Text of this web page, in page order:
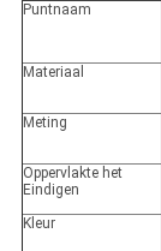
Puntnaam
Materiaal
Meting
Oppervlakte het
Eindigen
Kleur